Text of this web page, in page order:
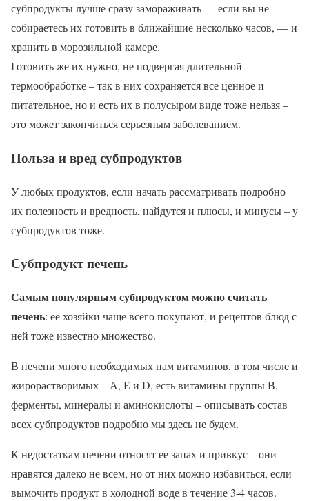
субпродукты лучше сразу замораживать — если вы не
собираетесь их готовить в ближайшие несколько часов, — и
хранить в морозильной камере.
Готовить же их нужно, не подвергая длительной
термообработке – так в них сохраняется все ценное и
питательное, но и есть их в полусыром виде тоже нельзя –
это может закончиться серьезным заболеванием.
Польза и вред субпродуктов
У любых продуктов, если начать рассматривать подробно
их полезность и вредность, найдутся и плюсы, и минусы – у
субпродуктов тоже.
Субпродукт печень
Самым популярным субпродуктом можно считать
печень: ее хозяйки чаще всего покупают, и рецептов блюд с
ней тоже известно множество.
В печени много необходимых нам витаминов, в том числе и
жирорастворимых – А, Е и D, есть витамины группы В,
ферменты, минералы и аминокислоты – описывать состав
всех субпродуктов подробно мы здесь не будем.
К недостаткам печени относят ее запах и привкус – они
нравятся далеко не всем, но от них можно избавиться, если
вымочить продукт в холодной воде в течение 3-4 часов.